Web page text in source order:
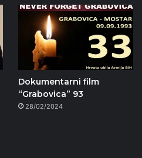
Dokumentarni film
“Grabovica” 93
28/02/2024